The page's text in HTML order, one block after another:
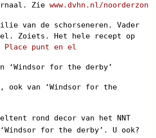
Zie www.dvhn.nl/noorderzon
van de schorseneren. Vader
Zoiets. Het hele recept op
Place punt en el
‘Windsor for the derby’
ook van ‘Windsor for the
rond decor van het NNT
for the derby’. U ook?